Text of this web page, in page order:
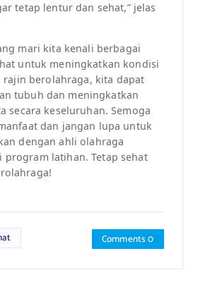
tetap lentur dan sehat,” jelas
mari kita kenali berbagai
untuk meningkatkan kondisi
rajin berolahraga, kita dapat
tubuh dan meningkatkan
secara keseluruhan. Semoga
dan jangan lupa untuk
dengan ahli olahraga
program latihan. Tetap sehat
Comments 0